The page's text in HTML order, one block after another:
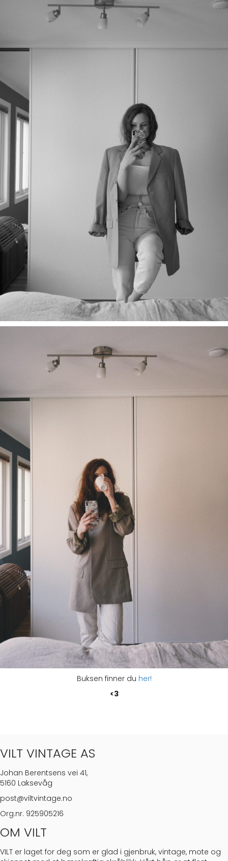
Buksen finner du her!
<3
VILT VINTAGE AS
Johan Berentsens vei 41,
5160 Laksevåg
post@viltvintage.no
Org.nr. 925905216
OM VILT
VILT er laget for deg som er glad i gjenbruk, vintage, mote og